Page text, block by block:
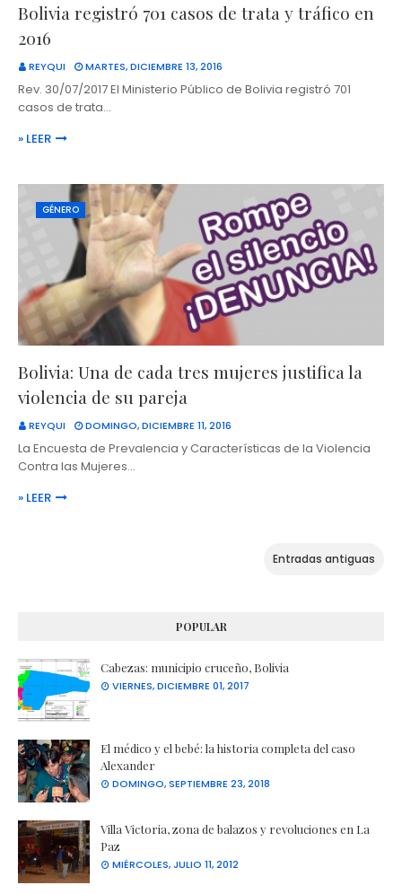
Bolivia registró 701 casos de trata y tráfico en
2016
REYQUI MARTES, DICIEMBRE 13, 2016
Rev. 30/07/2017 El Ministerio Público de Bolivia registró 701
casos de trata…
» LEER
GÉNERO
Bolivia: Una de cada tres mujeres justifica la
violencia de su pareja
REYQUI DOMINGO, DICIEMBRE 11, 2016
La Encuesta de Prevalencia y Características de la Violencia
Contra las Mujeres…
» LEER
Entradas antiguas
POPULAR
Cabezas: municipio cruceño, Bolivia
VIERNES, DICIEMBRE 01, 2017
El médico y el bebé: la historia completa del caso
Alexander
DOMINGO, SEPTIEMBRE 23, 2018
Villa Victoria, zona de balazos y revoluciones en La
Paz
MIÉRCOLES, JULIO 11, 2012